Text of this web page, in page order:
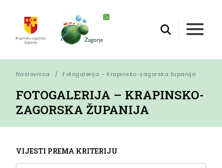
Naslovnica Fotogalerija – Krapinsko-zagorska županija
FOTOGALERIJA – KRAPINSKO-
ZAGORSKA ŽUPANIJA
VIJESTI PREMA KRITERIJU